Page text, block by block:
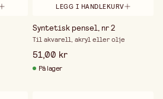
LEGG I HANDLEKURV
Syntetisk pensel, nr 2
Til akvarell, akryl eller olje
51,00 kr
På lager